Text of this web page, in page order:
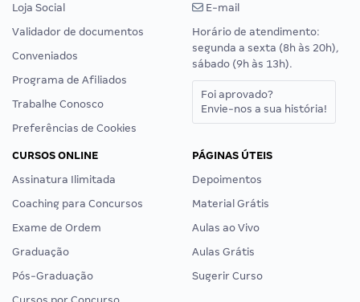
Loja Social
Validador de documentos
Conveniados
Programa de Afiliados
Trabalhe Conosco
Preferências de Cookies
E-mail
Horário de atendimento:
segunda a sexta (8h às 20h),
sábado (9h às 13h).
Foi aprovado?
Envie-nos a sua história!
CURSOS ONLINE
Assinatura Ilimitada
Coaching para Concursos
Exame de Ordem
Graduação
Pós-Graduação
PÁGINAS ÚTEIS
Depoimentos
Material Grátis
Aulas ao Vivo
Aulas Grátis
Sugerir Curso